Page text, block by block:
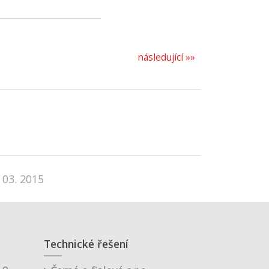
následující »»
2015
Technické řešení